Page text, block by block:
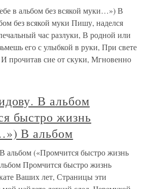
в альбом без всякой муки…») В
без всякой муки Пишу, наделся
час разлуки, В родной или
его с улыбкой в руки, При свете
прочитав сие от скуки, Мгновенно
В альбом
быстро жизнь
В альбом
альбом («Промчится быстро жизнь
Промчится быстро жизнь
Ваших лет, Страницы эти